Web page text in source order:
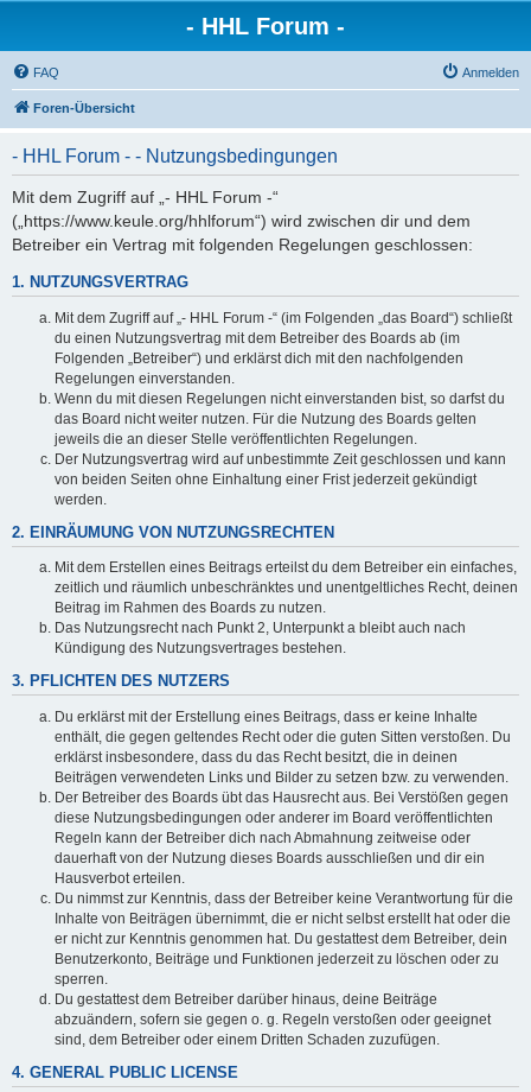
- HHL Forum -
FAQ Anmelden
Foren-Übersicht
- HHL Forum - - Nutzungsbedingungen
Mit dem Zugriff auf „- HHL Forum -“
(„https://www.keule.org/hhlforum“) wird zwischen dir und dem
Betreiber ein Vertrag mit folgenden Regelungen geschlossen:
1. NUTZUNGSVERTRAG
Mit dem Zugriff auf „- HHL Forum -“ (im Folgenden „das Board“) schließt
du einen Nutzungsvertrag mit dem Betreiber des Boards ab (im
Folgenden „Betreiber“) und erklärst dich mit den nachfolgenden
Regelungen einverstanden.
Wenn du mit diesen Regelungen nicht einverstanden bist, so darfst du
das Board nicht weiter nutzen. Für die Nutzung des Boards gelten
jeweils die an dieser Stelle veröffentlichten Regelungen.
Der Nutzungsvertrag wird auf unbestimmte Zeit geschlossen und kann
von beiden Seiten ohne Einhaltung einer Frist jederzeit gekündigt
werden.
2. EINRÄUMUNG VON NUTZUNGSRECHTEN
Mit dem Erstellen eines Beitrags erteilst du dem Betreiber ein einfaches,
zeitlich und räumlich unbeschränktes und unentgeltliches Recht, deinen
Beitrag im Rahmen des Boards zu nutzen.
Das Nutzungsrecht nach Punkt 2, Unterpunkt a bleibt auch nach
Kündigung des Nutzungsvertrages bestehen.
3. PFLICHTEN DES NUTZERS
Du erklärst mit der Erstellung eines Beitrags, dass er keine Inhalte
enthält, die gegen geltendes Recht oder die guten Sitten verstoßen. Du
erklärst insbesondere, dass du das Recht besitzt, die in deinen
Beiträgen verwendeten Links und Bilder zu setzen bzw. zu verwenden.
Der Betreiber des Boards übt das Hausrecht aus. Bei Verstößen gegen
diese Nutzungsbedingungen oder anderer im Board veröffentlichten
Regeln kann der Betreiber dich nach Abmahnung zeitweise oder
dauerhaft von der Nutzung dieses Boards ausschließen und dir ein
Hausverbot erteilen.
Du nimmst zur Kenntnis, dass der Betreiber keine Verantwortung für die
Inhalte von Beiträgen übernimmt, die er nicht selbst erstellt hat oder die
er nicht zur Kenntnis genommen hat. Du gestattest dem Betreiber, dein
Benutzerkonto, Beiträge und Funktionen jederzeit zu löschen oder zu
sperren.
Du gestattest dem Betreiber darüber hinaus, deine Beiträge
abzuändern, sofern sie gegen o. g. Regeln verstoßen oder geeignet
sind, dem Betreiber oder einem Dritten Schaden zuzufügen.
4. GENERAL PUBLIC LICENSE